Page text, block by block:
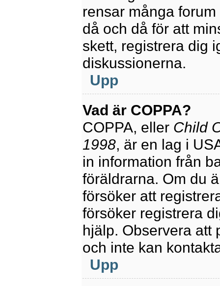
rensar många
då och då för att
skett, registrera dig
diskussionerna.
Upp
Vad är COPPA?
COPPA, eller Child
1998, är en lag i
in information från
föräldrarna. Om du
försöker att
försöker registrera
hjälp. Observera att
och inte kan
Upp